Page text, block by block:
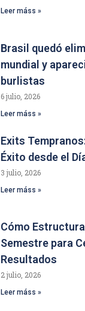
Leer máss »
Brasil quedó
mundial y
burlistas
6 julio, 2026
Leer máss »
Exits
Éxito desde el
3 julio, 2026
Leer máss »
Cómo
Semestre para
Resultados
2 julio, 2026
Leer máss »